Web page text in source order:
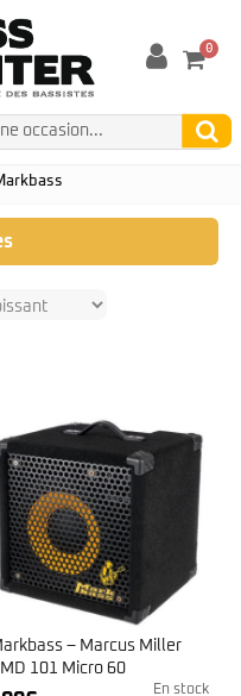
0
– Marcus Miller
101 Micro 60
En stock